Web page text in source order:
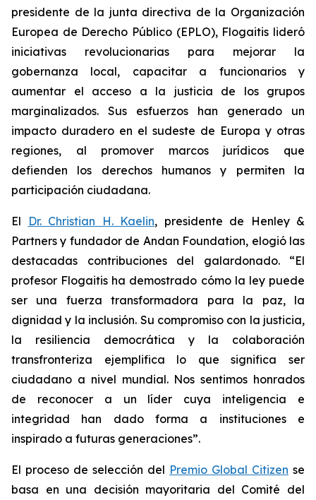
presidente de la junta directiva de la Organización
Europea de Derecho Público (EPLO), Flogaitis lideró
iniciativas revolucionarias para mejorar la
gobernanza local, capacitar a funcionarios y
aumentar el acceso a la justicia de los grupos
marginalizados. Sus esfuerzos han generado un
impacto duradero en el sudeste de Europa y otras
regiones, al promover marcos jurídicos que
defienden los derechos humanos y permiten la
participación ciudadana.
El Dr. Christian H. Kaelin, presidente de Henley &
Partners y fundador de Andan Foundation, elogió las
destacadas contribuciones del galardonado. “El
profesor Flogaitis ha demostrado cómo la ley puede
ser una fuerza transformadora para la paz, la
dignidad y la inclusión. Su compromiso con la justicia,
la resiliencia democrática y la colaboración
transfronteriza ejemplifica lo que significa ser
ciudadano a nivel mundial. Nos sentimos honrados
de reconocer a un líder cuya inteligencia e
integridad han dado forma a instituciones e
inspirado a futuras generaciones”.
El proceso de selección del Premio Global Citizen se
basa en una decisión mayoritaria del Comité del